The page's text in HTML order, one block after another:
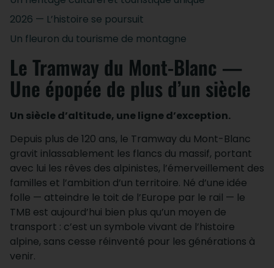
2026 — L’histoire se poursuit
Un fleuron du tourisme de montagne
Le Tramway du Mont-Blanc —
Une épopée de plus d’un siècle
Un siècle d’altitude, une ligne d’exception.
Depuis plus de 120 ans, le Tramway du Mont-Blanc
gravit inlassablement les flancs du massif, portant
avec lui les rêves des alpinistes, l’émerveillement des
familles et l’ambition d’un territoire. Né d’une idée
folle — atteindre le toit de l’Europe par le rail — le
TMB est aujourd’hui bien plus qu’un moyen de
transport : c’est un symbole vivant de l’histoire
alpine, sans cesse réinventé pour les générations à
venir.